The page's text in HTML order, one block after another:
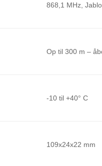
868,1 MHz,
Op til 300 m –
-10 til +40° C
109x24x22 mm